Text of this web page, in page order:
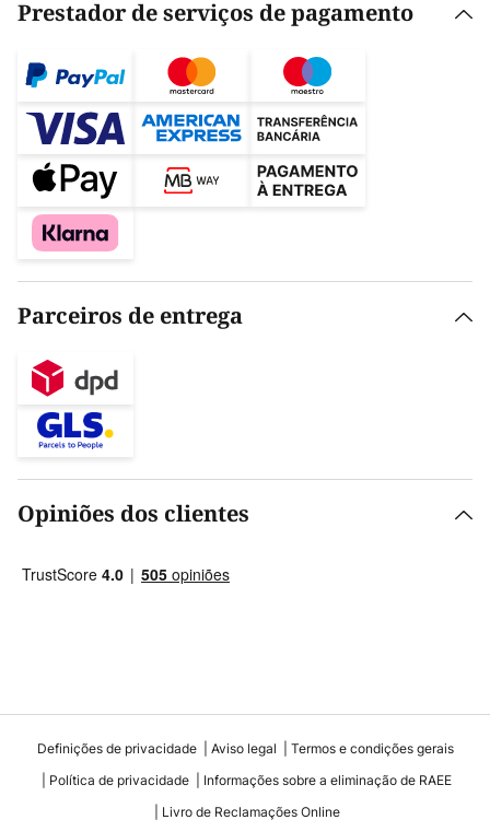
Prestador de serviços de pagamento
Parceiros de entrega
Opiniões dos clientes
Definições de privacidade Aviso legal
Termos e condições gerais
Política de privacidade
Informações sobre a eliminação de RAEE
Livro de Reclamações Online